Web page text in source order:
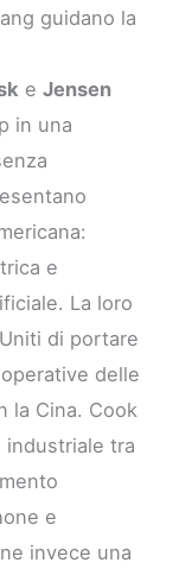
guidano la
eJensen
in una
e
La loro
di portare
delle
la Cina. Cook
industriale tra
e
invece una